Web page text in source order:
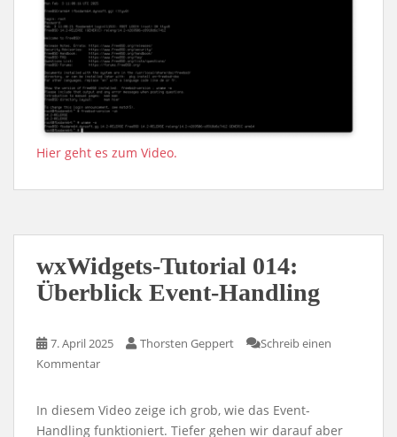
Hier geht es zum Video.
wxWidgets-Tutorial 014:
Überblick Event-Handling
7. April 2025 Thorsten Geppert
Schreib einen
Kommentar
In diesem Video zeige ich grob, wie das Event-
Handling funktioniert. Tiefer gehen wir darauf aber